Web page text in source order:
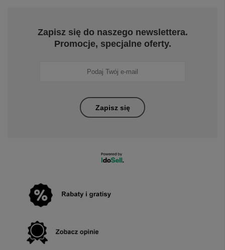
Zapisz się do naszego newslettera.
Promocje, specjalne oferty.
Zapisz się